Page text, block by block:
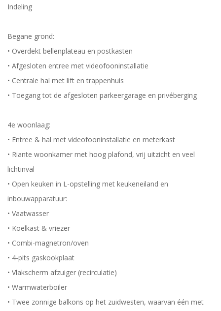
Indeling
Begane grond:
• Overdekt bellenplateau en postkasten
• Afgesloten entree met videofooninstallatie
• Centrale hal met lift en trappenhuis
• Toegang tot de afgesloten parkeergarage en privéberging
4e woonlaag:
• Entree & hal met videofooninstallatie en meterkast
• Riante woonkamer met hoog plafond, vrij uitzicht en veel
lichtinval
• Open keuken in L-opstelling met keukeneiland en
inbouwapparatuur:
• Vaatwasser
• Koelkast & vriezer
• Combi-magnetron/oven
• 4-pits gaskookplaat
• Vlakscherm afzuiger (recirculatie)
• Warmwaterboiler
• Twee zonnige balkons op het zuidwesten, waarvan één met